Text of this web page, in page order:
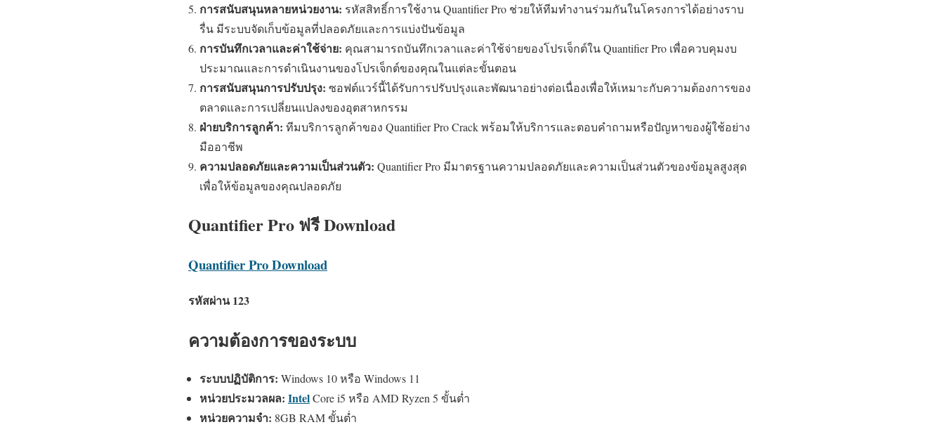
การสนับสนุนหลายหน่วยงาน: รหัสสิทธิ์การใช้งาน Quantifier Pro ช่วยให้ทีมทำงานร่วมกันในโครงการได้อย่างราบ
รื่น มีระบบจัดเก็บข้อมูลที่ปลอดภัยและการแบ่งปันข้อมูล
การบันทึกเวลาและค่าใช้จ่าย: คุณสามารถบันทึกเวลาและค่าใช้จ่ายของโปรเจ็กต์ใน Quantifier Pro เพื่อควบคุมงบ
ประมาณและการดำเนินงานของโปรเจ็กต์ของคุณในแต่ละขั้นตอน
การสนับสนุนการปรับปรุง: ซอฟต์แวร์นี้ได้รับการปรับปรุงและพัฒนาอย่างต่อเนื่องเพื่อให้เหมาะกับความต้องการของ
ตลาดและการเปลี่ยนแปลงของอุตสาหกรรม
ฝ่ายบริการลูกค้า: ทีมบริการลูกค้าของ Quantifier Pro Crack พร้อมให้บริการและตอบคำถามหรือปัญหาของผู้ใช้อย่าง
มืออาชีพ
ความปลอดภัยและความเป็นส่วนตัว: Quantifier Pro มีมาตรฐานความปลอดภัยและความเป็นส่วนตัวของข้อมูลสูงสุด
เพื่อให้ข้อมูลของคุณปลอดภัย
Quantifier Pro ฟรี Download
Quantifier Pro Download
รหัสผ่าน 123
ความต้องการของระบบ
ระบบปฏิบัติการ: Windows 10 หรือ Windows 11
หน่วยประมวลผล: IntelCore i5 หรือ AMD Ryzen 5 ขั้นต่ำ
หน่วยความจำ: 8GB RAM ขั้นต่ำ